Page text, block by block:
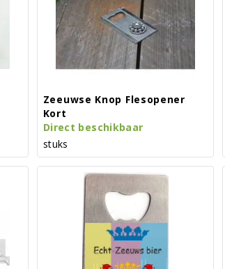
Zeeuwse Knop Flesopener
Kort
Direct beschikbaar
stuks